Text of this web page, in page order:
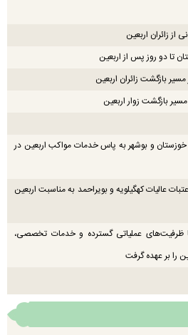
از زائران اربعین
تا دو روز پس از اربعین
بازگشت زائران اربعین
و بوشهر به پاس خدمات مواکب اربعین در
عالیات کهگیلویه و بویراحمد به مناسبت اربعین
ظرفیت‌های عملیاتی گسترده و خدمات تخصصی،
را بر عهده گرفت